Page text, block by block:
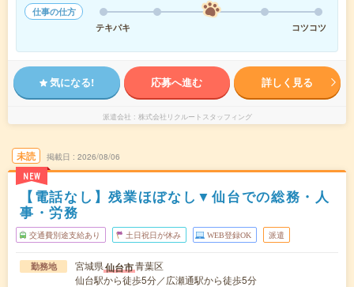
仕事の仕方
テキパキ
コツコツ
気になる! 応募へ進む 詳しく見る
派遣会社 株式会社リクルートスタッフィング
未読
NEW
掲載日 2026/08/06
【電話なし】残業ほぼなし▼仙台での総務・人
事・労務
交通費別途支給あり 土日祝日が休み WEB登録OK 派遣
勤務地 宮城県仙台市青葉区
仙台駅から徒歩5分／広瀬通駅から徒歩5分